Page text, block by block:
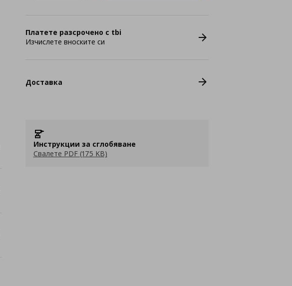
Платете разсрочено с tbi
Изчислете вноските си
Доставка
Инструкции за сглобяване
Свалете PDF (175 KB)